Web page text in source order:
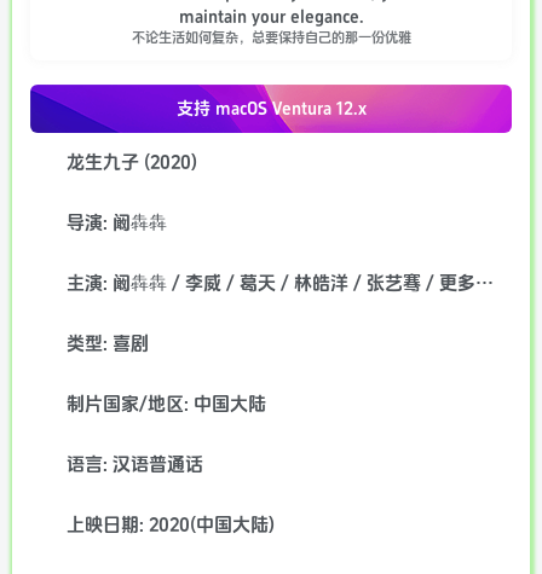
maintain your elegance.
不论生活如何复杂，总要保持自己的那一份优雅
支持 macOSVentura 12.x
龙生九子 (2020)
导演: 阚犇犇
主演: 阚犇犇 / 李威 / 葛天 / 林皓洋 / 张艺骞 / 更多…
类型: 喜剧
制片国家/地区: 中国大陆
语言: 汉语普通话
上映日期: 2020(中国大陆)